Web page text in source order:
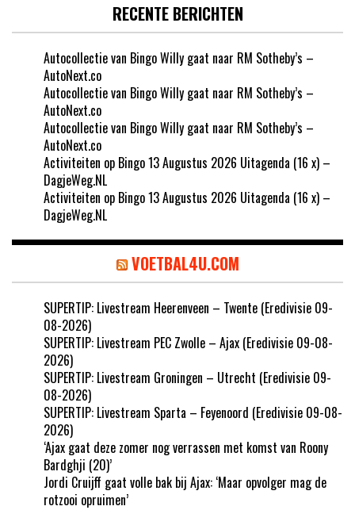
RECENTE BERICHTEN
Autocollectie van Bingo Willy gaat naar RM Sotheby’s –
AutoNext.co
Autocollectie van Bingo Willy gaat naar RM Sotheby’s –
AutoNext.co
Autocollectie van Bingo Willy gaat naar RM Sotheby’s –
AutoNext.co
Activiteiten op Bingo 13 Augustus 2026 Uitagenda (16 x) –
DagjeWeg.NL
Activiteiten op Bingo 13 Augustus 2026 Uitagenda (16 x) –
DagjeWeg.NL
VOETBAL4U.COM
SUPERTIP: Livestream Heerenveen – Twente (Eredivisie 09-
08-2026)
SUPERTIP: Livestream PEC Zwolle – Ajax (Eredivisie 09-08-
2026)
SUPERTIP: Livestream Groningen – Utrecht (Eredivisie 09-
08-2026)
SUPERTIP: Livestream Sparta – Feyenoord (Eredivisie 09-08-
2026)
‘Ajax gaat deze zomer nog verrassen met komst van Roony
Bardghji (20)’
Jordi Cruijff gaat volle bak bij Ajax: ‘Maar opvolger mag de
rotzooi opruimen’